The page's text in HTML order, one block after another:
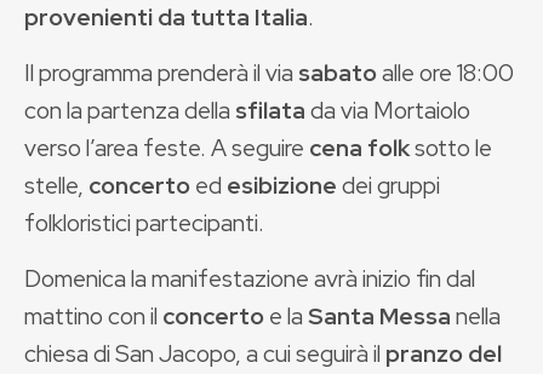
provenienti da tutta Italia.
Il programma prenderà il via sabatoalle ore 18:00
con la partenza della sfilatada via Mortaiolo
verso l’area feste. A seguire cena folksotto le
stelle, concertoed esibizionedei gruppi
folkloristici partecipanti.
Domenica la manifestazione avrà inizio fin dal
mattino con il concertoe laSanta Messanella
chiesa di San Jacopo, a cui seguirà il pranzo del